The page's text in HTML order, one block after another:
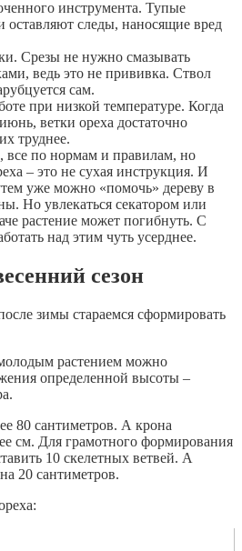
инструмента. Тупые
оставляют следы, наносящие вред
Срезы не нужно смазывать
ведь это не прививка. Ствол
сам.
при низкой температуре. Когда
ветки ореха достаточно
труднее.
все по нормам и правилам, но
– это не сухая инструкция. И
уже можно «помочь» дереву в
Но увлекаться секатором или
растение может погибнуть. С
над этим чуть усерднее.
сезон
зимы стараемся сформировать
растением можно
определенной высоты –
80 сантиметров. А крона
см. Для грамотного формирования
10 скелетных ветвей. А
20 сантиметров.